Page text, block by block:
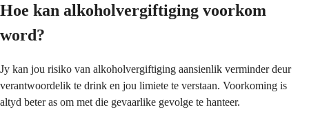
Hoe kan alkoholvergiftiging voorkom
word?
Jy kan jou risiko van alkoholvergiftiging aansienlik verminder deur
verantwoordelik te drink en jou limiete te verstaan. Voorkoming is
altyd beter as om met die gevaarlike gevolge te hanteer.